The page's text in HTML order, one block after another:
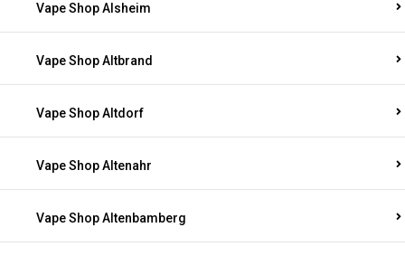
Vape Shop Alsheim
Vape Shop Altbrand
Vape Shop Altdorf
Vape Shop Altenahr
Vape Shop Altenbamberg